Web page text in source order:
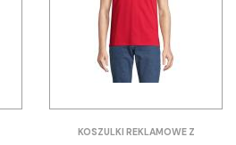
KOSZULKI REKLAMOWE Z